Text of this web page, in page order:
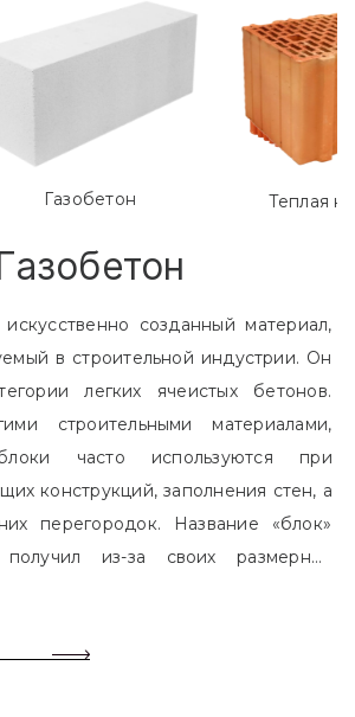
Газобетон Теплая
созданный материал,
в строительной индустрии. Он
легких ячеистых бетонов.
строительными материалами,
конструкций, заполнения стен, а
перегородок. Название «блок»
из-за своих размерных
кирпич. Размер блоков различен